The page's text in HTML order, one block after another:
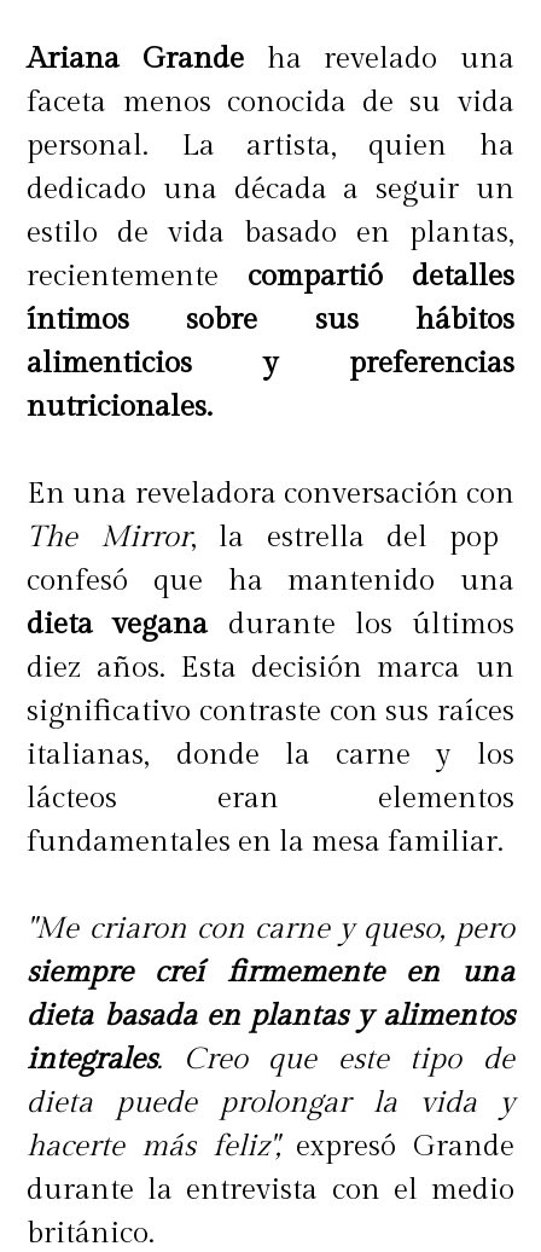
Ariana Grandeha revelado una
faceta menos conocida de su vida
personal. La artista, quien ha
dedicado una década a seguir un
estilo de vida basado en plantas,
recientemente compartió detalles
íntimos sobre sus hábitos
alimenticios y preferencias
nutricionales.
En una reveladora conversación con
The Mirror, la estrella del pop
confesó que ha mantenido una
dieta veganadurante los últimos
diez años. Esta decisión marca un
significativo contraste con sus raíces
italianas, donde la carne y los
lácteos eran elementos
fundamentales en la mesa familiar.
"Me criaron con carne y queso, pero
siempre creí firmemente en una
dieta basada en plantas y alimentos
integrales. Creo que este tipo de
dieta puede prolongar la vida y
hacerte más feliz",expresó Grande
durante la entrevista con el medio
británico.